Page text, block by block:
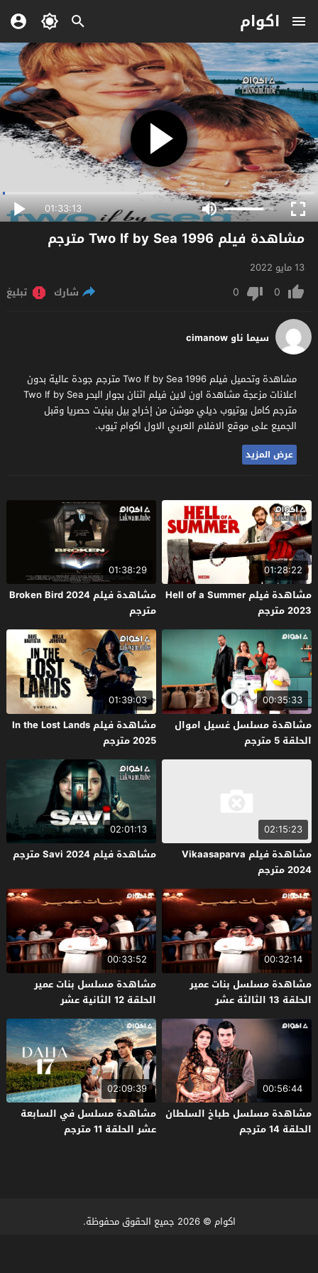
اكوام
01:33:13
مشاهدة فيلم Two If by Sea 1996 مترجم
13 مايو 2022
0
0 شارك تبليغ
سيما ناو cimanow
مشاهدة وتحميل فيلم Two If by Sea 1996 مترجم جودة عالية بدون
اعلانات مزعجة مشاهدة اون لاين فيلم اثنان بجوار البحر Two If by Sea
مترجم كامل يوتيوب ديلي موشن من إخراج بيل بينيت حصريا وقبل
الجميع على موقع الافلام العربي الاول اكوام تيوب.
عرض المزيد
01:28:22
مشاهدة فيلم Hell of a Summer
2023 مترجم
01:38:29
مشاهدة فيلم Broken Bird 2024
مترجم
00:35:33
مشاهدة مسلسل غسيل اموال
الحلقة 5 مترجم
01:39:03
مشاهدة فيلم In the Lost Lands
2025 مترجم
02:15:23
مشاهدة فيلم Vikaasaparva
2024 مترجم
02:01:13
مشاهدة فيلم Savi 2024 مترجم
00:32:14
مشاهدة مسلسل بنات عمير
الحلقة 13 الثالثة عشر
00:33:52
مشاهدة مسلسل بنات عمير
الحلقة 12 الثانية عشر
00:56:44
مشاهدة مسلسل طباخ السلطان
الحلقة 14 مترجم
02:09:39
مشاهدة مسلسل في السابعة
عشر الحلقة 11 مترجم
اكوام © 2026 جميع الحقوق محفوظة.